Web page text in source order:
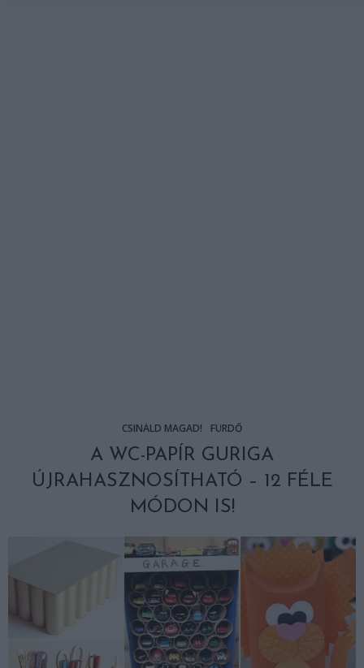
CSINÁLD MAGAD! FÜRDŐ
A WC-PAPÍR GURIGA
ÚJRAHASZNOSÍTHATÓ – 12 FÉLE
MÓDON IS!